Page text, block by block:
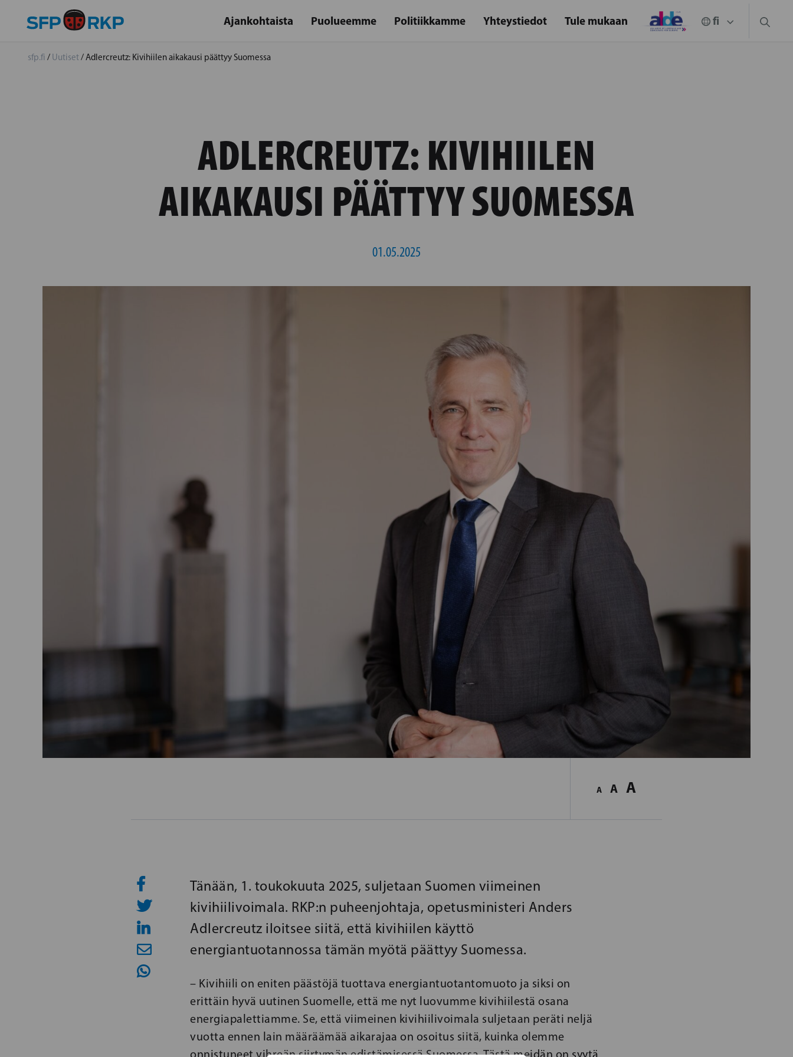
Ajankohtaista Puolueemme Politiikkamme Yhteystiedot Tule mukaan
sfp.fi / Uutiset/Adlercreutz: Kivihiilen aikakausi päättyy Suomessa
ADLERCREUTZ: KIVIHIILEN
AIKAKAUSI PÄÄTTYY SUOMESSA
01.05.2025
A A A
Tänään, 1. toukokuuta 2025, suljetaan Suomen viimeinen
kivihiilivoimala. RKP:n puheenjohtaja, opetusministeri Anders
Adlercreutz iloitsee siitä, että kivihiilen käyttö
energiantuotannossa tämän myötä päättyy Suomessa.
– Kivihiili on eniten päästöjä tuottava energiantuotantomuoto ja siksi on
erittäin hyvä uutinen Suomelle, että me nyt luovumme kivihiilestä osana
energiapalettiamme. Se, että viimeinen kivihiilivoimala suljetaan peräti neljä
vuotta ennen lain määräämää aikarajaa on osoitus siitä, kuinka olemme
onnistuneet vihreän siirtymän edistämisessä Suomessa. Tästä meidän on syytä